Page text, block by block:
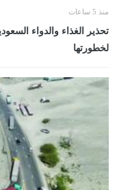
منذ 5 ساعات
تحذير الغذاء والدواء
لخطورتها